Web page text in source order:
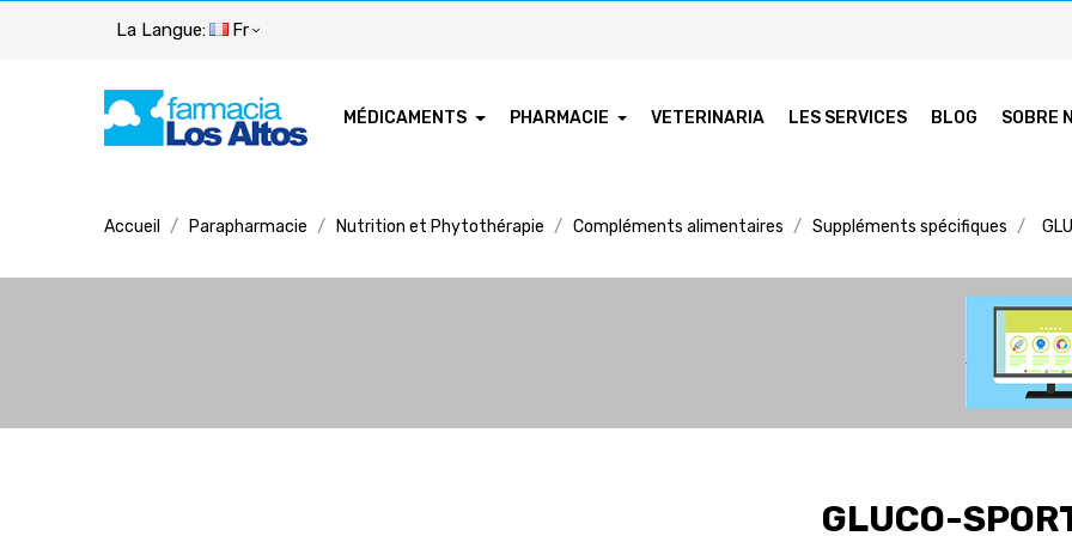
La Langue: Fr
MÉDICAMENTS PHARMACIE VETERINARIA LES SERVICES BLOG SOBRE
Accueil Parapharmacie Nutrition et Phytothérapie Compléments alimentaires Suppléments spécifiques
GLUCO-